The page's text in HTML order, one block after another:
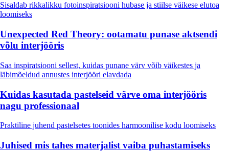
Sisaldab rikkalikku fotoinspiratsiooni hubase ja stiilse väikese elutoa
loomiseks
Unexpected Red Theory: ootamatu punase aktsendi
võlu interjööris
Saa inspiratsiooni sellest, kuidas punane värv võib väikestes ja
läbimõeldud annustes interjööri elavdada
Kuidas kasutada pastelseid värve oma interjööris
nagu professionaal
Praktiline juhend pastelsetes toonides harmoonilise kodu loomiseks
Juhised mis tahes materjalist vaiba puhastamiseks